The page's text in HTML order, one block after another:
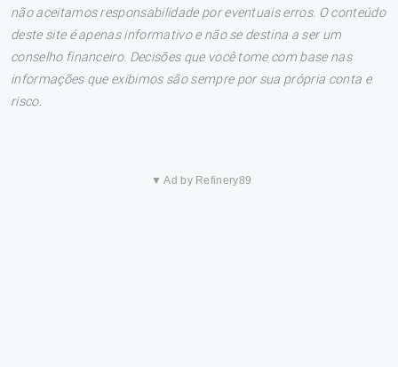
não aceitamos responsabilidade por eventuais erros. O conteúdo
deste site é apenas informativo e não se destina a ser um
conselho financeiro. Decisões que você tome com base nas
informações que exibimos são sempre por sua própria conta e
risco.
▼ Ad by Refinery89